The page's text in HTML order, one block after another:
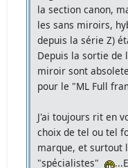
la section canon,
les sans miroirs,
depuis la série Z)
Depuis la sortie de
miroir sont
pour le "ML Full
J'ai toujours rit en
choix de tel ou tel
marque, et surtout
"spécialistes"